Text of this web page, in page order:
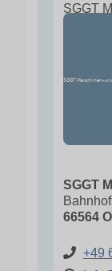
SGGT
SGGT
66564
+49